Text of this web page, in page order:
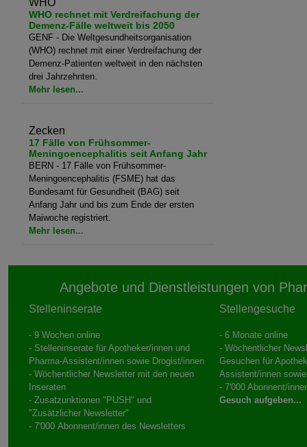
WHO
WHO rechnet mit Verdreifachung der
Demenz-Fälle weltweit bis 2050
GENF - Die Weltgesundheitsorganisation
(WHO) rechnet mit einer Verdreifachung der
Demenz-Patienten weltweit in den nächsten
drei Jahrzehnten.
Mehr lesen...
Zecken
17 Fälle von Frühsommer-
Meningoencephalitis seit Anfang Jahr
BERN - 17 Fälle von Frühsommer-
Meningoencephalitis (FSME) hat das
Bundesamt für Gesundheit (BAG) seit
Anfang Jahr und bis zum Ende der ersten
Maiwoche registriert.
Mehr lesen...
Angebote und Dienstleistungen von
Stelleninserate
- 9 Wochen online
- Stelleninserate für Apotheker/innen und
Pharma-Assistent/innen sowie Drogist/innen
- Wöchentlicher Newsletter mit den neuen
Inseraten
- Zusatzunktionen "PUSH" und
"Zusätzlicher Newsletter"
- 7'000 Abonnent/innen des Newsletters
Stellengesuche
- 6 Monate online
- Wöchentlicher
Gesuchen für
Assistent/innen
- 7'000 Abonnent/
Gesuch aufgeben...